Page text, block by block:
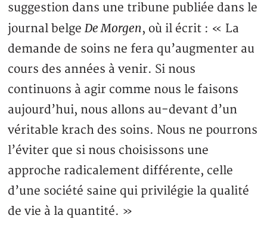
suggestion dans une tribune publiée dans le
journal belgeDe Morgen, où il écrit : « La
demande de soins ne fera qu’augmenter au
cours des années à venir. Si nous
continuons à agir comme nous le faisons
aujourd’hui, nous allons au-devant d’un
véritable krach des soins. Nous ne pourrons
l’éviter que si nous choisissons une
approche radicalement différente, celle
d’une société saine qui privilégie la qualité
de vie à la quantité. »